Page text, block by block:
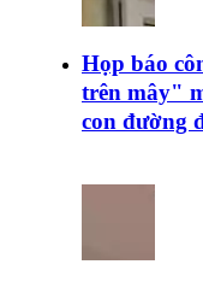
Họp báo
trên mây"
con đường